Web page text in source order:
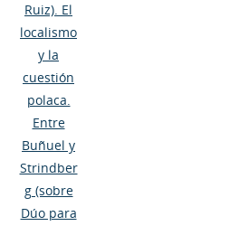
Ruiz). El
localismo
y la
cuestión
polaca.
Entre
Buñuel y
Strindber
g (sobre
Dúo para